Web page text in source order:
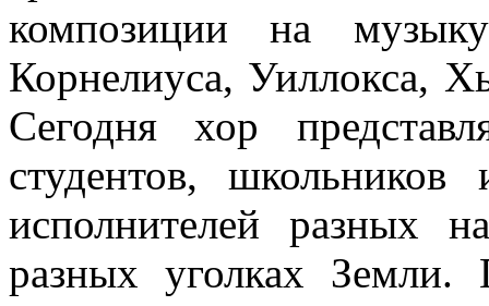
композиции на
Корнелиуса, Уиллокса,
Сегодня хор
студентов,
исполнителей разных
разных уголках Земли.